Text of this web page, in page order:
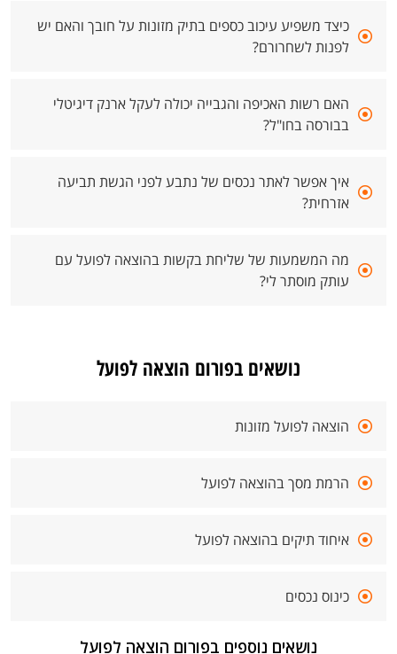
כיצד משפיע עיכוב כספים בתיק מזונות על חובך והאם יש
לפנות לשחרורם?
האם רשות האכיפה והגבייה יכולה לעקל ארנק דיגיטלי
בבורסה בחו"ל?
איך אפשר לאתר נכסים של נתבע לפני הגשת תביעה
אזרחית?
מה המשמעות של שליחת בקשות בהוצאה לפועל עם
עותק מוסתר לי?
נושאים בפורום הוצאה לפועל
הוצאה לפועל מזונות
הרמת מסך בהוצאה לפועל
איחוד תיקים בהוצאה לפועל
כינוס נכסים
נושאים נוספים בפורום הוצאה לפועל